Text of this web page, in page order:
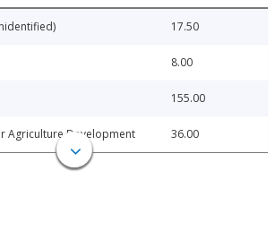
17.50
8.00
155.00
Agriculture Development 36.00